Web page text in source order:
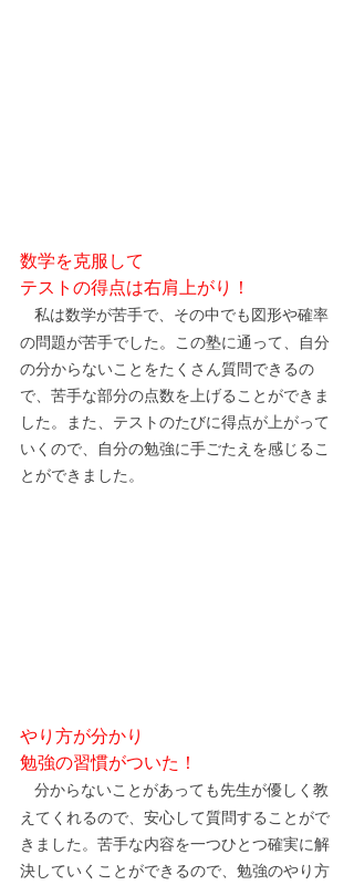
数学を克服して
テストの得点は右肩上がり！
私は数学が苦手で、その中でも図形や確率
の問題が苦手でした。この塾に通って、自分
の分からないことをたくさん質問できるの
で、苦手な部分の点数を上げることができま
した。また、テストのたびに得点が上がって
いくので、自分の勉強に手ごたえを感じるこ
とができました。
やり方が分かり
勉強の習慣がついた！
分からないことがあっても先生が優しく教
えてくれるので、安心して質問することがで
きました。苦手な内容を一つひとつ確実に解
決していくことができるので、勉強のやり方